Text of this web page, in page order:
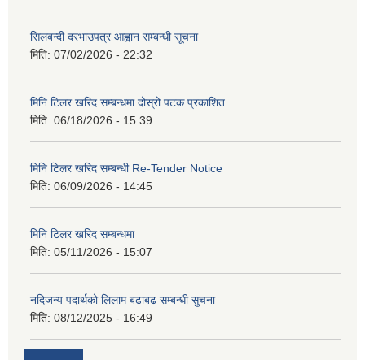
सिलबन्दी दरभाउपत्र आह्वान सम्बन्धी सूचना
मिति: 07/02/2026 - 22:32
मिनि टिलर खरिद सम्बन्धमा दोस्रो पटक प्रकाशित
मिति: 06/18/2026 - 15:39
मिनि टिलर खरिद सम्बन्धी Re-Tender Notice
मिति: 06/09/2026 - 14:45
मिनि टिलर खरिद सम्बन्धमा
मिति: 05/11/2026 - 15:07
नदिजन्य पदार्थको लिलाम बढाबढ सम्बन्धी सुचना
मिति: 08/12/2025 - 16:49